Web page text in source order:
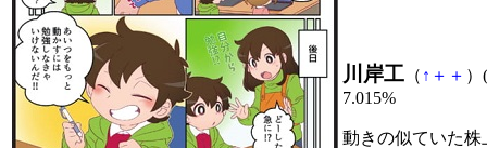
川岸工 （ ↑ ＋ ＋
7.015%
動きの似ていた